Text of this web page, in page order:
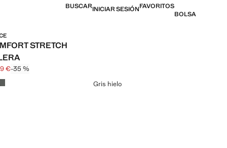
BUSCARINICIAR SESIÓNFAVORITOS
BOLSA
STRETCH
[45,99 € ]
€ ]
€-35 %
color
Gris hielo